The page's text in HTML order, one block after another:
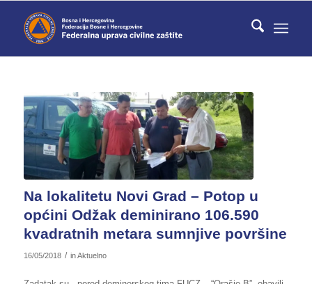
Na lokalitetu Novi Grad – Potop u
općini Odžak deminirano 106.590
kvadratnih metara sumnjive površine
16/05/2018 / inAktuelno